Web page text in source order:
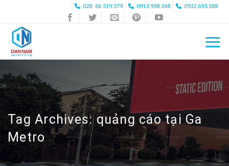
content
028. 66 519 379 0913.998.248 0932.693.588
Tag Archives:quảng cáo tại Ga
Metro